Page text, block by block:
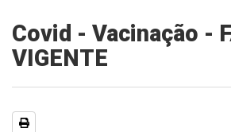
Covid - Vacinação -
VIGENTE